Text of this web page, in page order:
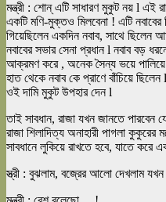
মন্ত্রী : শোন্ এটি সাধারণ মুকুট নয় l
একটি মণি-মুক্তও মিলবেনা ! এটি
গিয়েছিলেন একদিন নবাব, সাথে ছিলেন
নবাবের সভার সেনা প্রধান l নবাব বড়
আক্রমণ করে , অনেক সৈন্য ভয়ে পালিয়ে
হাত থেকে নবাব কে প্রাণে বাঁচিয়ে
ওই দামি মুকুট উপহার দেন l
তাই সাবধান, রাজা যখন জানতে পারবেন
রাজা শিলাদিত্য অনাহারী পাগলা
সাবধানে লুকিয়ে রাখতে হবে, যাতে করে
স্ত্রী : বুঝলাম, বজ্রের আলো দেখলাম